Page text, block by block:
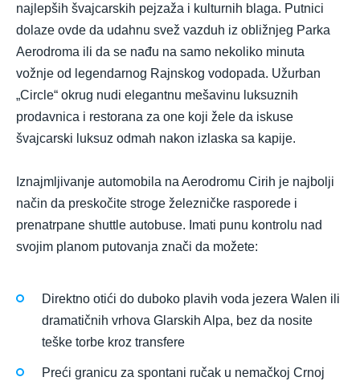
najlepših švajcarskih pejzaža i kulturnih blaga. Putnici
dolaze ovde da udahnu svež vazduh iz obližnjeg Parka
Aerodroma ili da se nađu na samo nekoliko minuta
vožnje od legendarnog Rajnskog vodopada. Užurban
„Circle“ okrug nudi elegantnu mešavinu luksuznih
prodavnica i restorana za one koji žele da iskuse
švajcarski luksuz odmah nakon izlaska sa kapije.
Iznajmljivanje automobila na Aerodromu Cirih je najbolji
način da preskočite stroge železničke rasporede i
prenatrpane shuttle autobuse. Imati punu kontrolu nad
svojim planom putovanja znači da možete:
Direktno otići do duboko plavih voda jezera Walen ili
dramatičnih vrhova Glarskih Alpa, bez da nosite
teške torbe kroz transfere
Preći granicu za spontani ručak u nemačkoj Crnoj